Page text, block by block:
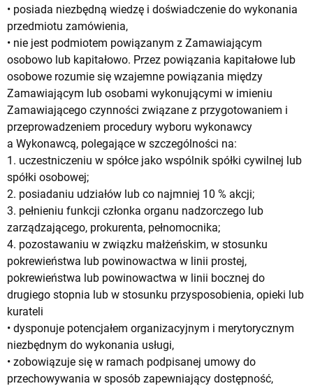
• posiada niezbędną wiedzę i doświadczenie do wykonania
przedmiotu zamówienia,
• nie jest podmiotem powiązanym z Zamawiającym
osobowo lub kapitałowo. Przez powiązania kapitałowe lub
osobowe rozumie się wzajemne powiązania między
Zamawiającym lub osobami wykonującymi w imieniu
Zamawiającego czynności związane z przygotowaniem i
przeprowadzeniem procedury wyboru wykonawcy
a Wykonawcą, polegające w szczególności na:
1. uczestniczeniu w spółce jako wspólnik spółki cywilnej lub
spółki osobowej;
2. posiadaniu udziałów lub co najmniej 10 % akcji;
3. pełnieniu funkcji członka organu nadzorczego lub
zarządzającego, prokurenta, pełnomocnika;
4. pozostawaniu w związku małżeńskim, w stosunku
pokrewieństwa lub powinowactwa w linii prostej,
pokrewieństwa lub powinowactwa w linii bocznej do
drugiego stopnia lub w stosunku przysposobienia, opieki lub
kurateli
• dysponuje potencjałem organizacyjnym i merytorycznym
niezbędnym do wykonania usługi,
• zobowiązuje się w ramach podpisanej umowy do
przechowywania w sposób zapewniający dostępność,